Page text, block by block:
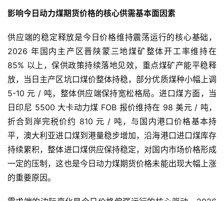
影响今日动力煤期货价格的核心供需基本面因素
供应端的稳定释放是今日价格维持震荡运行的核心基础，
2026 年国内主产区晋陕蒙三地煤矿整体开工率维持在
85% 以上，保供政策持续落地见效，重点煤矿产能平稳释
放，当日主产区坑口煤价整体持稳，部分优质煤种小幅上调
5-10 元 / 吨，整体供应端保持宽松格局。进口煤方面，当
日印尼 5500 大卡动力煤 FOB 报价维持在 98 美元 / 吨，
折合到岸完税价约 810 元 / 吨，与国内港口价格基本持
平，澳大利亚进口煤到港量稳步增加，沿海港口进口煤库存
持续累积，整体进口煤供应保持稳定，对国内市场价格形成
一定的压制，这也是今日动力煤期货价格未能出现大幅上涨
的重要原因。